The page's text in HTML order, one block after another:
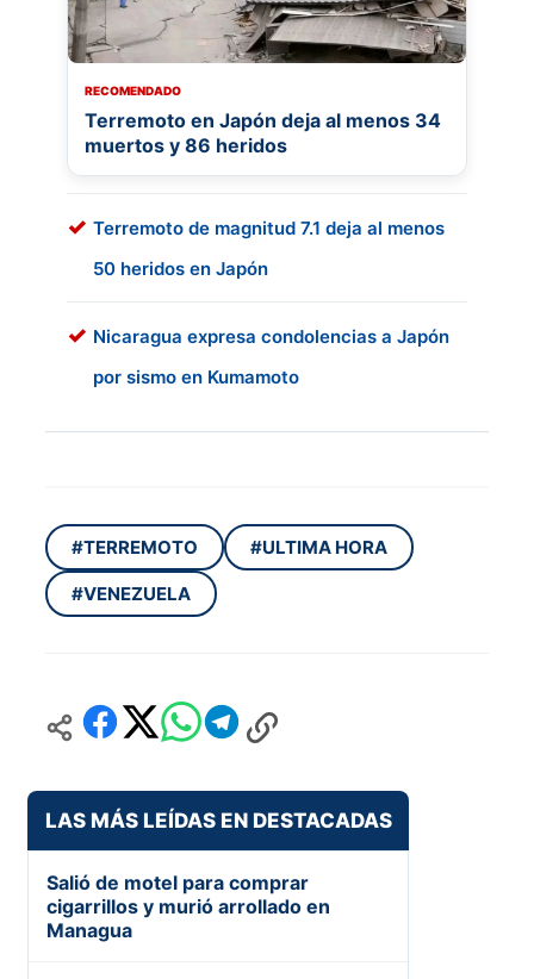
RECOMENDADO
Terremoto en Japón deja al menos 34
muertos y 86 heridos
Terremoto de magnitud 7.1 deja al menos
50 heridos en Japón
Nicaragua expresa condolencias a Japón
por sismo en Kumamoto
#TERREMOTO #ULTIMA HORA
#VENEZUELA
LAS MÁS LEÍDAS EN DESTACADAS
Salió de motel para comprar
cigarrillos y murió arrollado en
Managua